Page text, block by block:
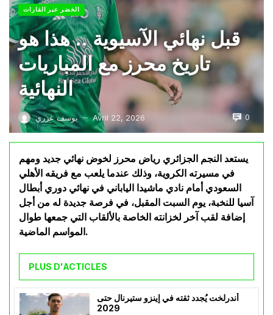
الخضر عبر القارات
قبل نهائي الآسيوية .. هذا هو
تاريخ محرز مع المباريات
النهائية
يوسف عزري — Avril 22, 2026 0
يستعد النجم الجزائري رياض محرز لخوض نهائي جديد ومهم
في مسيرته الكروية، وذلك عندما يلعب مع فريقه الأهلي
السعودي أمام نادي ماشيدا الياباني في نهائي دوري أبطال
آسيا للنخبة، يوم السبت المقبل، في فرصة جديدة له من أجل
إضافة لقب آخر لخزانته الخاصة بالألقاب التي جمعها طوال
المواسم الماضية.
PLUS D'ACTICLES
أندرلخت يُجدد ثقته في إينزو ستيرنال حتى
2029